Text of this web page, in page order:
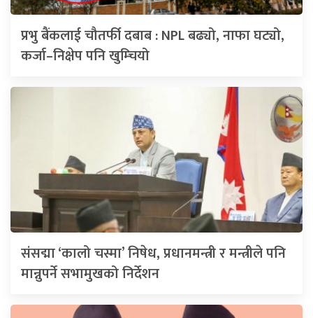
प्रभु बैंकलाई चौतर्फी दबाब : NPL बढ्यो, नाफा घट्यो,
कर्जा–निक्षेप पनि खुम्चियो
संसद्मा ‘कालो चस्मा’ निषेध, प्रधानमन्त्री र मन्त्रीले पनि
मान्नुपर्ने सभामुखको निर्देशन